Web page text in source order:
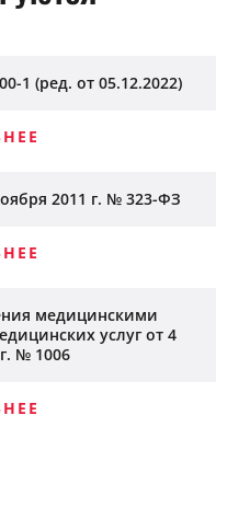
1 (ред. от 05.12.2022)
2011 г. № 323-ФЗ
медицинскими
услуг от 4
№ 1006